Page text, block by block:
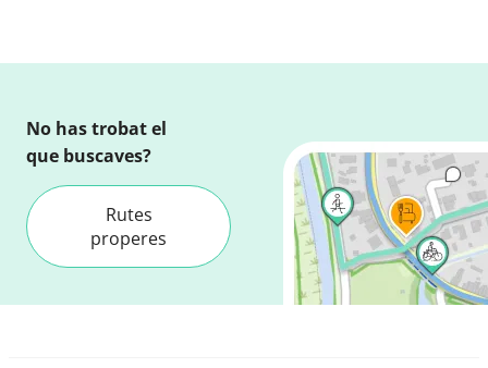
No has trobat el
que buscaves?
Rutes
properes